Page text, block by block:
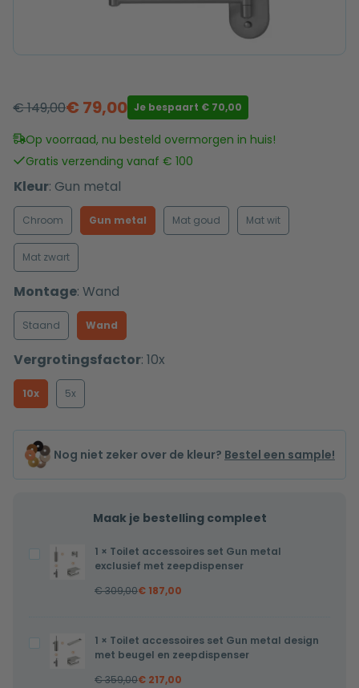
€149,00
Oorspronkelijke
prijs
was:
€ 149,00.
€ 79,00
Huidige
prijs
is:
€ 79,00.
Je bespaart € 70,00
Op voorraad, nu besteld overmorgen in huis!
Gratis verzending vanaf € 100
Kleur: Gun metal
Chroom Gun metal Mat goud Mat wit
Mat zwart
Montage: Wand
Staand Wand
Vergrotingsfactor: 10x
10x 5x
Nog niet zeker over de kleur? Bestel een sample!
Maak je bestelling compleet
Toilet
accessoires
metal
exclusief
1 × Toilet accessoires set Gun metal
exclusief met zeepdispenser
€309,00€ 187,00
Toilet
accessoires
1 × Toilet accessoires set Gun metal design
met beugel en zeepdispenser
€359,00€ 217,00